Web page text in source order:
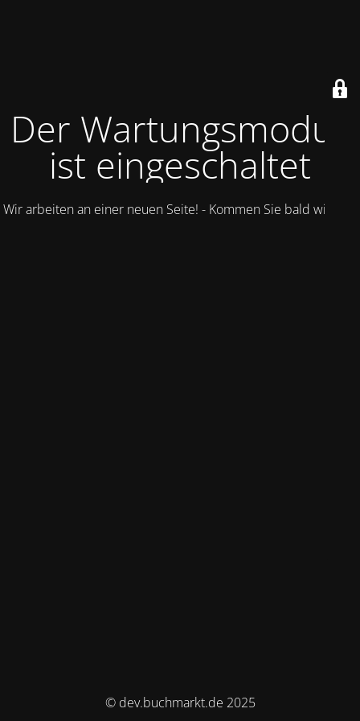
Der Wartungsmodus
ist eingeschaltet
Wir arbeiten an einer neuen Seite! - Kommen Sie bald wieder.
© dev.buchmarkt.de 2025